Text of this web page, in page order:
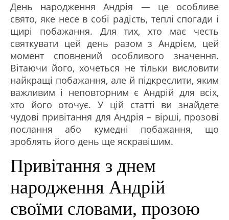
День народження Андрія — це особливе
свято, яке несе в собі радість, теплі спогади і
щирі побажання. Для тих, хто має честь
святкувати цей день разом з Андрієм, цей
момент сповнений особливого значення.
Вітаючи його, хочеться не тільки висловити
найкращі побажання, але й підкреслити, яким
важливим і неповторним є Андрій для всіх,
хто його оточує. У цій статті ви знайдете
чудові привітання для Андрія – вірші, прозові
послання або кумедні побажання, що
зроблять його день ще яскравішим.
Привітання з днем
народження Андрій
своїми словами, прозою